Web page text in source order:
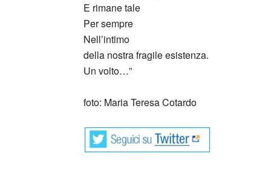
E rimane tale
Per sempre
Nell’intimo
della nostra fragile esistenza.
Un volto…”
foto: Maria Teresa Cotardo